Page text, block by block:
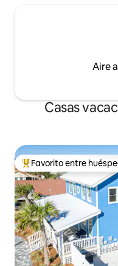
Aire
Casas
Favorito entre
Favorito entre